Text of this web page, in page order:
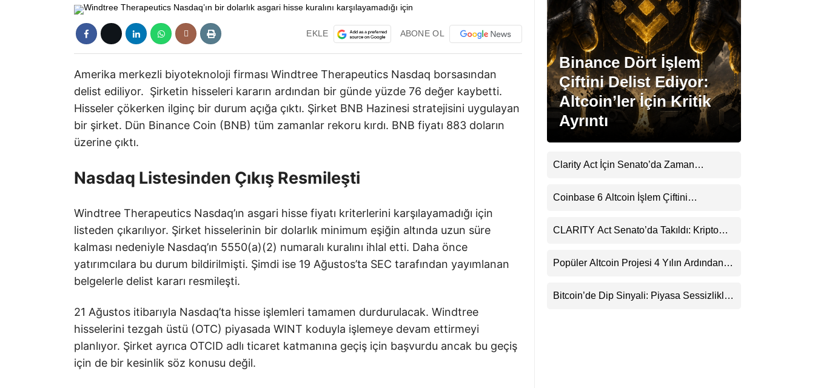
Instagram
Youtube
TikTok
Pinterest
EKLE ABONE OL
Amerika merkezli biyoteknoloji firması Windtree Therapeutics Nasdaq borsasından
delist ediliyor. Şirketin hisseleri kararın ardından bir günde yüzde 76 değer kaybetti.
Hisseler çökerken ilginç bir durum açığa çıktı. Şirket BNB Hazinesi stratejisini uygulayan
bir şirket. Dün Binance Coin (BNB) tüm zamanlar rekoru kırdı. BNB fiyatı 883 doların
üzerine çıktı.
Nasdaq Listesinden Çıkış Resmileşti
Windtree Therapeutics Nasdaq’ın asgari hisse fiyatı kriterlerini karşılayamadığı için
listeden çıkarılıyor. Şirket hisselerinin bir dolarlık minimum eşiğin altında uzun süre
kalması nedeniyle Nasdaq’ın 5550(a)(2) numaralı kuralını ihlal etti. Daha önce
yatırımcılara bu durum bildirilmişti. Şimdi ise 19 Ağustos’ta SEC tarafından yayımlanan
belgelerle delist kararı resmileşti.
21 Ağustos itibarıyla Nasdaq’ta hisse işlemleri tamamen durdurulacak. Windtree
hisselerini tezgah üstü (OTC) piyasada WINT koduyla işlemeye devam ettirmeyi
planlıyor. Şirket ayrıca OTCID adlı ticaret katmanına geçiş için başvurdu ancak bu geçiş
için de bir kesinlik söz konusu değil.
Binance Dört İşlem
Çiftini Delist Ediyor:
Altcoin’ler İçin Kritik
Ayrıntı
Clarity Act İçin Senato’da Zaman
Coinbase 6 Altcoin İşlem Çiftini
CLARITY Act Senato’da Takıldı: Kripto
Popüler Altcoin Projesi 4 Yılın Ardından
Uyarısı
Bitcoin’de Dip Sinyali: Piyasa Sessizlikle